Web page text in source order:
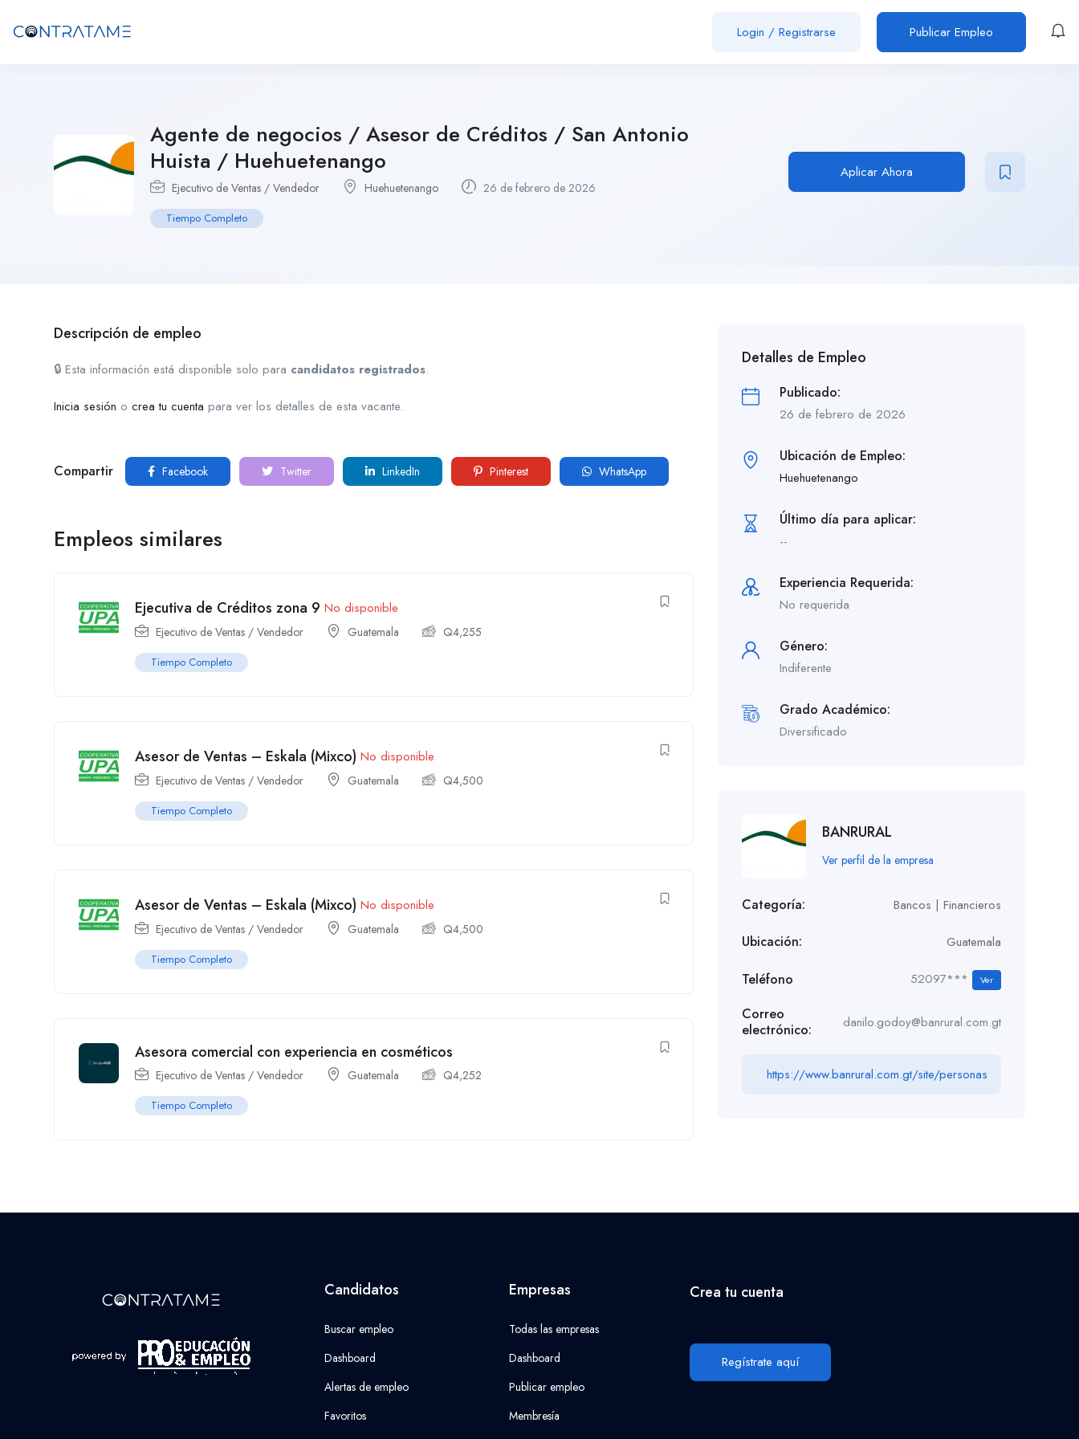
Login / Registrarse Publicar Empleo
Agente de negocios / Asesor de Créditos / San Antonio
Huista / Huehuetenango
Ejecutivo de Ventas / Vendedor Huehuetenango 26 de febrero de 2026
Tiempo Completo
Aplicar Ahora
Descripción de empleo
🔒 Esta información está disponible solo para candidatos registrados.
Inicia sesión o crea tu cuenta para ver los detalles de esta vacante.
Compartir Facebook Twitter LinkedIn Pinterest WhatsApp
Empleos similares
Ejecutiva de Créditos zona 9 No disponible
Ejecutivo de Ventas / Vendedor Guatemala Q4,255
Tiempo Completo
Asesor de Ventas – Eskala (Mixco) No disponible
Ejecutivo de Ventas / Vendedor Guatemala Q4,500
Tiempo Completo
Asesor de Ventas – Eskala (Mixco) No disponible
Ejecutivo de Ventas / Vendedor Guatemala Q4,500
Tiempo Completo
Asesora comercial con experiencia en cosméticos
Ejecutivo de Ventas / Vendedor Guatemala Q4,252
Tiempo Completo
Detalles de Empleo
Publicado:
26 de febrero de 2026
Ubicación de Empleo:
Huehuetenango
Último día para aplicar:
--
Experiencia Requerida:
No requerida
Género:
Indiferente
Grado Académico:
Diversificado
BANRURAL
Ver perfil de la empresa
Categoría: Bancos | Financieros
Ubicación: Guatemala
Teléfono 52097*** Ver
Correo
electrónico:
danilo.godoy@banrural.com.gt
https://www.banrural.com.gt/site/personas
Candidatos
Buscar empleo
Dashboard
Alertas de empleo
Favoritos
Empresas
Todas las empresas
Dashboard
Publicar empleo
Membresía
Crea tu cuenta
Regístrate aquí